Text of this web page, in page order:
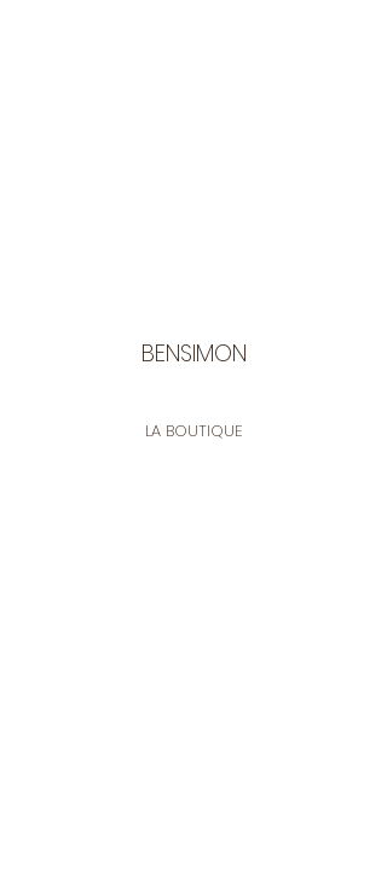
BENSIMON
LA BOUTIQUE